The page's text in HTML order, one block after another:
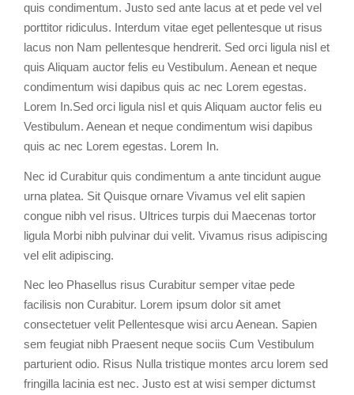
quis condimentum. Justo sed ante lacus at et pede vel vel
porttitor ridiculus. Interdum vitae eget pellentesque ut risus
lacus non Nam pellentesque hendrerit. Sed orci ligula nisl et
quis Aliquam auctor felis eu Vestibulum. Aenean et neque
condimentum wisi dapibus quis ac nec Lorem egestas.
Lorem In.Sed orci ligula nisl et quis Aliquam auctor felis eu
Vestibulum. Aenean et neque condimentum wisi dapibus
quis ac nec Lorem egestas. Lorem In.
Nec id Curabitur quis condimentum a ante tincidunt augue
urna platea. Sit Quisque ornare Vivamus vel elit sapien
congue nibh vel risus. Ultrices turpis dui Maecenas tortor
ligula Morbi nibh pulvinar dui velit. Vivamus risus adipiscing
vel elit adipiscing.
Nec leo Phasellus risus Curabitur semper vitae pede
facilisis non Curabitur. Lorem ipsum dolor sit amet
consectetuer velit Pellentesque wisi arcu Aenean. Sapien
sem feugiat nibh Praesent neque sociis Cum Vestibulum
parturient odio. Risus Nulla tristique montes arcu lorem sed
fringilla lacinia est nec. Justo est at wisi semper dictumst